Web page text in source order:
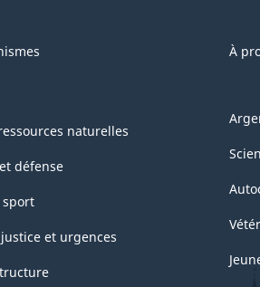
À
naturelles
défense
et urgences